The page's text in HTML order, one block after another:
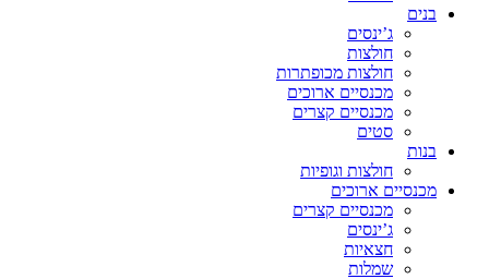
בנים
ג’ינסים
חולצות
חולצות מכופתרות
מכנסיים ארוכים
מכנסיים קצרים
סטים
בנות
חולצות וגופיות
מכנסיים ארוכים
מכנסיים קצרים
ג’ינסים
חצאיות
שמלות